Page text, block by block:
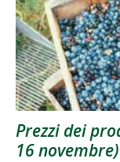
Prezzi dei
16 novembre)